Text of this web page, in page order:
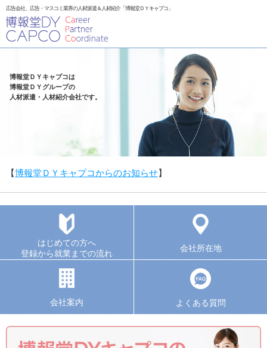
広告会社、広告・マスコミ業界の人材派遣＆人材紹介「博報堂ＤＹキャプコ」
博報堂ＤＹキャプコは
博報堂ＤＹグループの
人材派遣・人材紹介会社です。
【博報堂ＤＹキャプコからのお知らせ】
はじめての方へ
登録から就業までの流れ
会社所在地
会社案内 よくある質問